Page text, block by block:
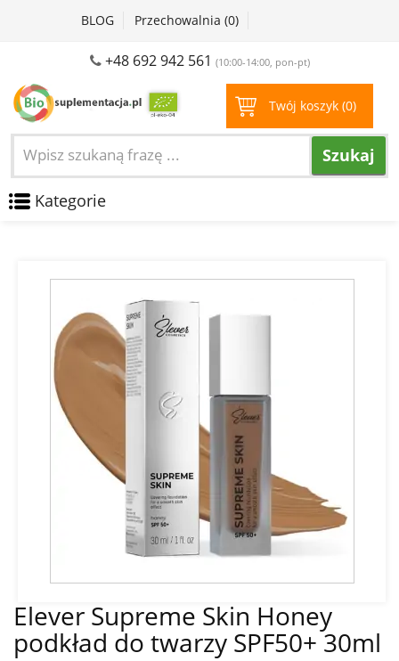
BLOG Przechowalnia (0)
+48 692 942 561 (10:00-14:00, pon-pt)
Twój koszyk (0)
Szukaj
Kategorie
Elever Supreme Skin Honey
podkład do twarzy SPF50+ 30ml